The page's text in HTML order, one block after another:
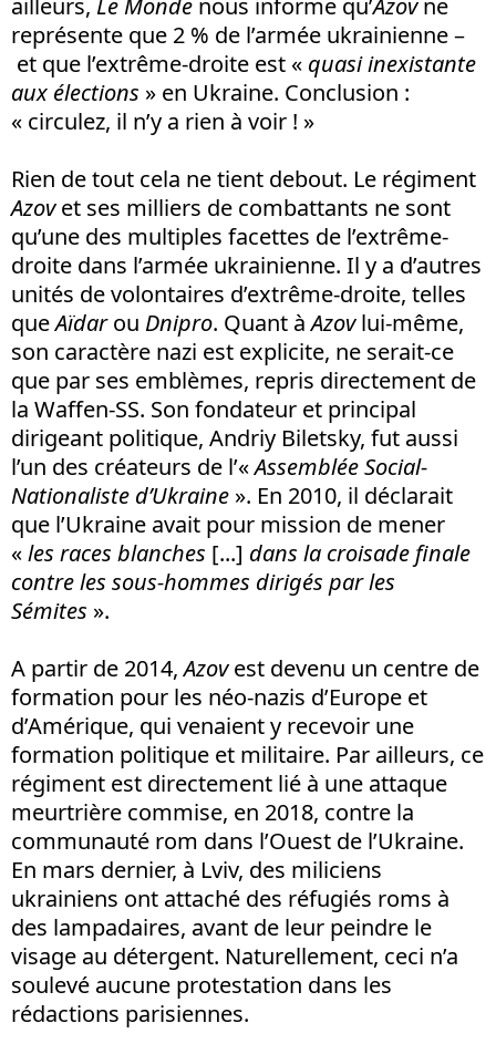
représente que 2 % de l’armée ukrainienne –
et que l’extrême-droite est « quasi inexistante
aux élections » en Ukraine. Conclusion :
« circulez, il n’y a rien à voir ! »
Rien de tout cela ne tient debout. Le régiment
Azovet ses milliers de combattants ne sont
qu’une des multiples facettes de l’extrême-
droite dans l’armée ukrainienne. Il y a d’autres
unités de volontaires d’extrême-droite, telles
queAïdarou Dnipro. Quant àAzovlui-même,
son caractère nazi est explicite, ne serait-ce
que par ses emblèmes, repris directement de
la Waffen-SS. Son fondateur et principal
dirigeant politique, Andriy Biletsky, fut aussi
l’un des créateurs de l’«Assemblée Social-
Nationaliste d’Ukraine ». En 2010, il déclarait
que l’Ukraine avait pour mission de mener
«les races blanches [...] dans la croisade finale
contre les sous-hommes dirigés par les
Sémites ».
A partir de 2014,Azovest devenu un centre de
formation pour les néo-nazis d’Europe et
d’Amérique, qui venaient y recevoir une
formation politique et militaire. Par ailleurs, ce
régiment est directement lié à une attaque
meurtrière commise, en 2018, contre la
communauté rom dans l’Ouest de l’Ukraine.
En mars dernier, à Lviv, des miliciens
ukrainiens ont attaché des réfugiés roms à
des lampadaires, avant de leur peindre le
visage au détergent. Naturellement, ceci n’a
soulevé aucune protestation dans les
rédactions parisiennes.